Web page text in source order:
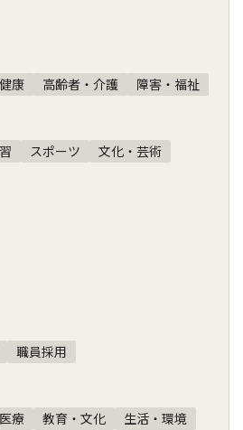
康 高齢者・介護 障害・福祉
スポーツ 文化・芸術
職員採用
療 教育・文化
生活・環境